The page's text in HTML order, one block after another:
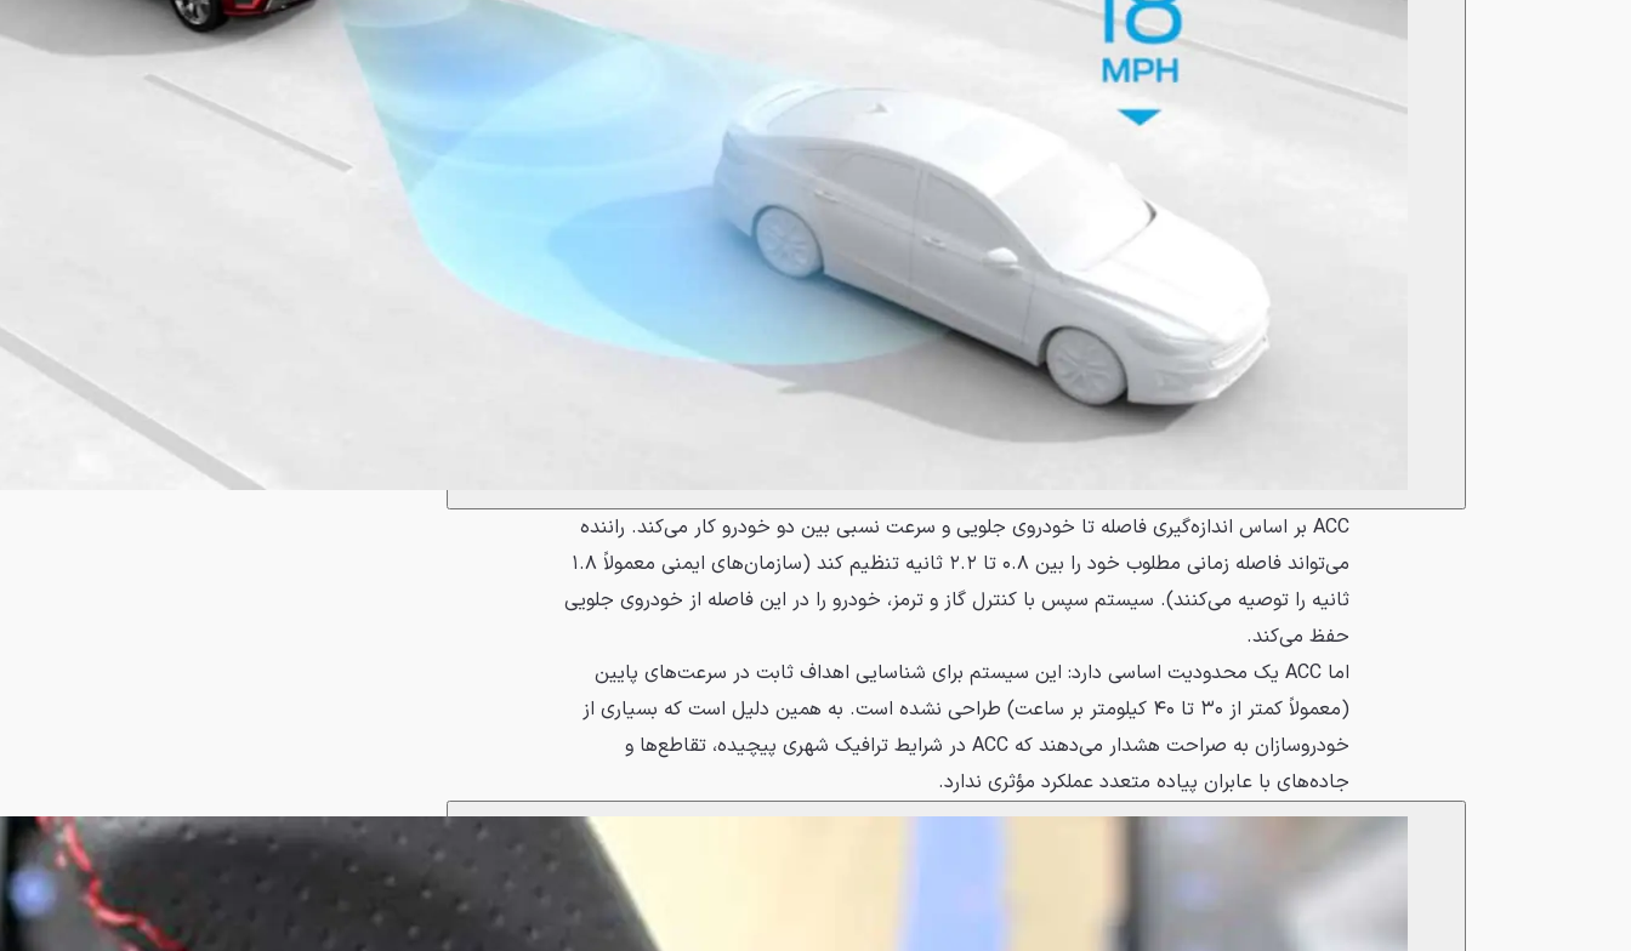
ACC بر اساس اندازه‌گیری فاصله تا خودروی جلویی و سرعت نسبی بین دو خودرو کار می‌کند. راننده
می‌تواند فاصله زمانی مطلوب خود را بین ۰.۸ تا ۲.۲ ثانیه تنظیم کند (سازمان‌های ایمنی معمولاً ۱.۸
ثانیه را توصیه می‌کنند). سیستم سپس با کنترل گاز و ترمز، خودرو را در این فاصله از خودروی جلویی
حفظ می‌کند.
اما ACC یک محدودیت اساسی دارد: این سیستم برای شناسایی اهداف ثابت در سرعت‌های پایین
(معمولاً کمتر از ۳۰ تا ۴۰ کیلومتر بر ساعت) طراحی نشده است. به همین دلیل است که بسیاری از
خودروسازان به صراحت هشدار می‌دهند که ACC در شرایط ترافیک شهری پیچیده، تقاطع‌ها و
جاده‌های با عابران پیاده متعدد عملکرد مؤثری ندارد.